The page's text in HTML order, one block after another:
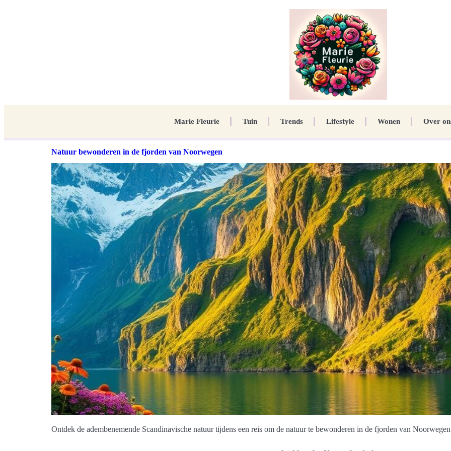
Marie Fleurie Tuin Trends Lifestyle Wonen Over
Natuur bewonderen in de fjorden van Noorwegen
Ontdek de adembenemende Scandinavische natuur tijdens een reis om de natuur te bewonderen in de fjorden van